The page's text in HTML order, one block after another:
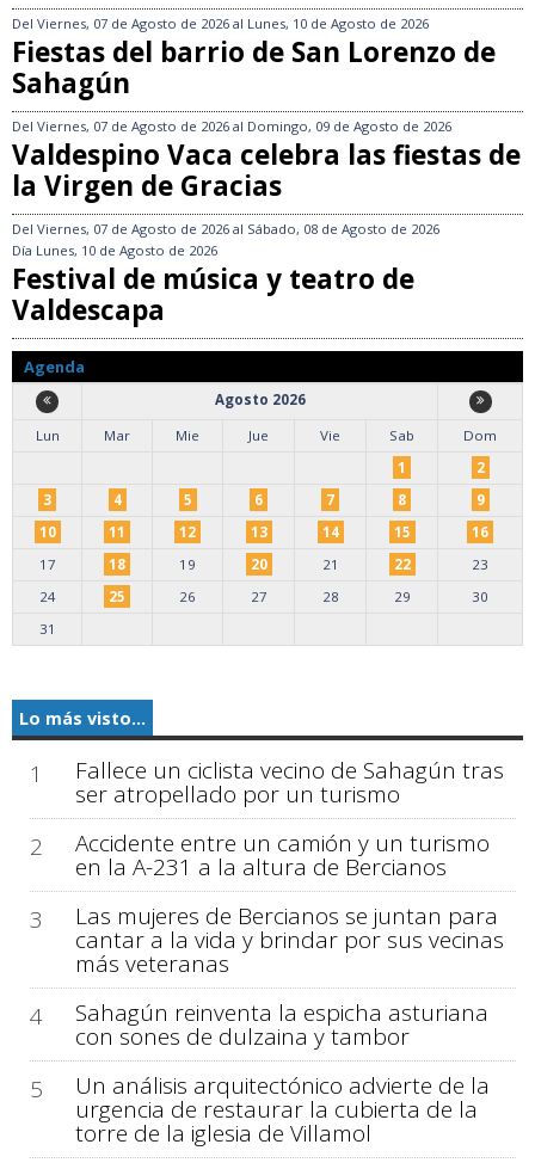
Del Viernes, 07 de Agosto de 2026 al Lunes, 10 de Agosto de 2026
Fiestas del barrio de San Lorenzo de
Sahagún
Del Viernes, 07 de Agosto de 2026 al Domingo, 09 de Agosto de 2026
Valdespino Vaca celebra las fiestas de
la Virgen de Gracias
Del Viernes, 07 de Agosto de 2026 al Sábado, 08 de Agosto de 2026
Día Lunes, 10 de Agosto de 2026
Festival de música y teatro de
Valdescapa
Agenda
Agosto 2026
Lun
Mar Mie Jue Vie Sab
Dom
1
2
3
4 5 6 7 8
9
10
11 12 13 14 15
16
17
18 19 20 21 22
23
24
25 26 27 28 29
30
31
Lo más visto...
1 Fallece un ciclista vecino de Sahagún tras
ser atropellado por un turismo
2
Accidente entre un camión y un turismo
en la A-231 a la altura de Bercianos
3
Las mujeres de Bercianos se juntan para
cantar a la vida y brindar por sus vecinas
más veteranas
4
Sahagún reinventa la espicha asturiana
con sones de dulzaina y tambor
5
Un análisis arquitectónico advierte de la
urgencia de restaurar la cubierta de la
torre de la iglesia de Villamol